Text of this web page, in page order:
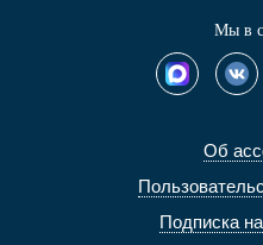
Об
Подписка
Мы в